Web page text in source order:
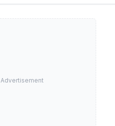
Advertisement